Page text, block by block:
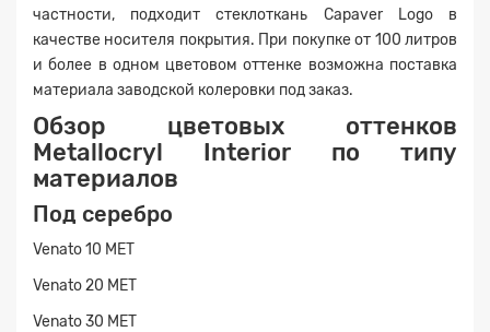
частности, подходит стеклоткань Capaver Logo в
качестве носителя покрытия. При покупке от 100 литров
и более в одном цветовом оттенке возможна поставка
материала заводской колеровки под заказ.
Обзор цветовых оттенков
Metallocryl Interior по типу
материалов
Под серебро
Venato 10 MET
Venato 20 MET
Venato 30 MET